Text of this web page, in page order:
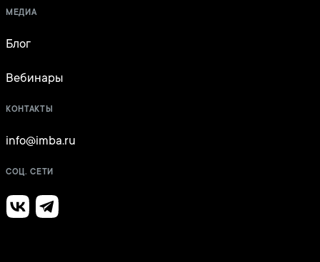
МЕДИА
Блог
Вебинары
КОНТАКТЫ
info@imba.ru
СОЦ. СЕТИ